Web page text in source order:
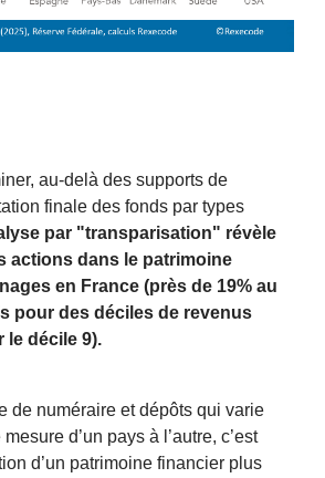
au-delà des supports de
finale des fonds par types
par "transparisation" révèle
actions dans le patrimoine
en France (près de 19% au
pour des déciles de revenus
le décile 9).
de numéraire et dépôts qui varie
d’un pays à l’autre, c’est
d’un patrimoine financier plus